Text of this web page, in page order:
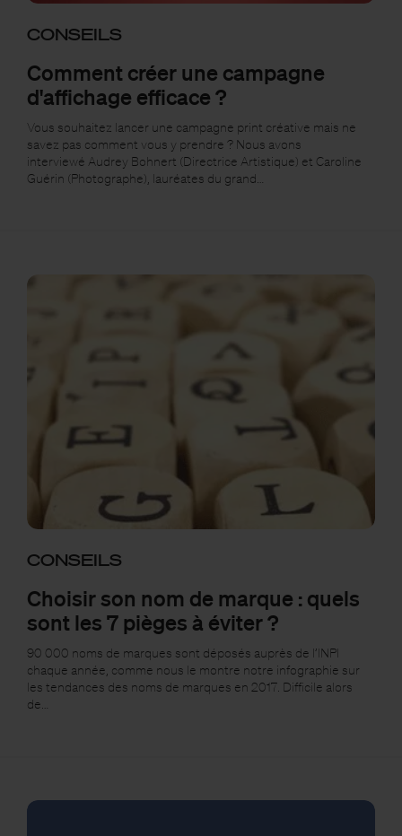
CONSEILS
Comment créer une campagne
d'affichage efficace ?
Vous souhaitez lancer une campagne print créative mais ne
savez pas comment vous y prendre ? Nous avons
interviewé Audrey Bohnert (Directrice Artistique) et Caroline
Guérin (Photographe), lauréates du grand…
CONSEILS
Choisir son nom de marque : quels
sont les 7 pièges à éviter ?
90 000 noms de marques sont déposés auprès de l’INPI
chaque année, comme nous le montre notre infographie sur
les tendances des noms de marques en 2017. Difficile alors
de…